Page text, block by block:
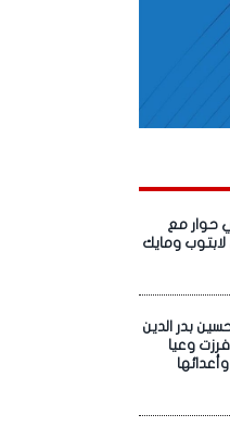
حوار مع
ومايك
بدر الدين
وعيا